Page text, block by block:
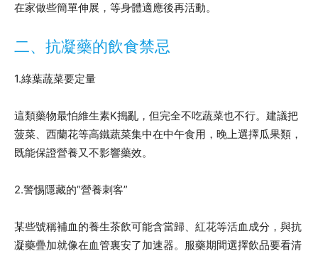
在家做些簡單伸展，等身體適應後再活動。
二、抗凝藥的飲食禁忌
1.綠葉蔬菜要定量
這類藥物最怕維生素K搗亂，但完全不吃蔬菜也不行。建議把
菠菜、西蘭花等高鐵蔬菜集中在中午食用，晚上選擇瓜果類，
既能保證營養又不影響藥效。
2.警惕隱藏的”營養刺客”
某些號稱補血的養生茶飲可能含當歸、紅花等活血成分，與抗
凝藥疊加就像在血管裏安了加速器。服藥期間選擇飲品要看清